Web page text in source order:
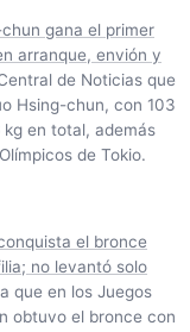
gana el primer
arranque, envión y
de Noticias que
Hsing-chun, con 103
en total, además
de Tokio.
el bronce
no levantó solo
que en los Juegos
obtuvo el bronce con